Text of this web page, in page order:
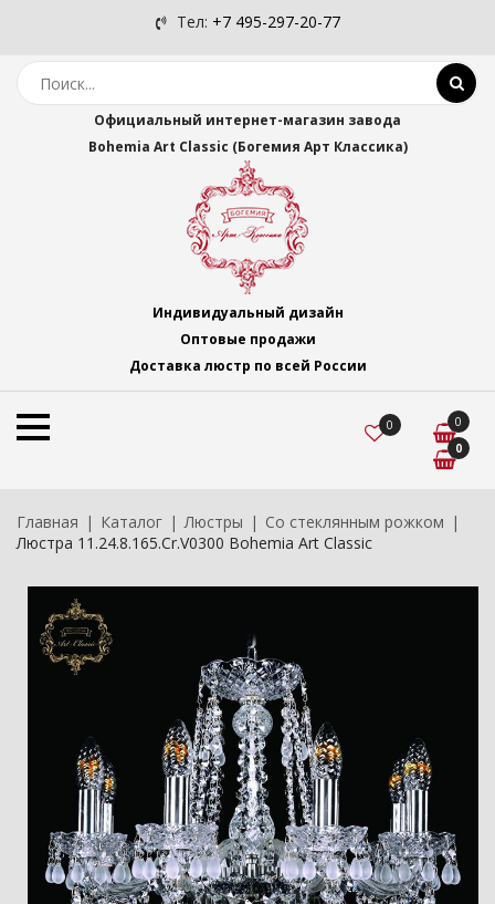
Тел: +7 495-297-20-77
Официальный интернет-магазин завода
Bohemia Art Classic (Богемия Арт Классика)
Индивидуальный дизайн
Оптовые продажи
Доставка люстр по всей России
0
0
0
Главная Каталог Люстры
Со стеклянным рожком
Люстра 11.24.8.165.Cr.V0300 Bohemia Art Classic